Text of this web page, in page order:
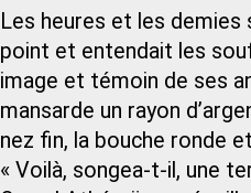
Les heures et les
point et entendait les
image et témoin de ses
mansarde un rayon
nez fin, la bouche ronde
« Voilà, songea-t-il, une